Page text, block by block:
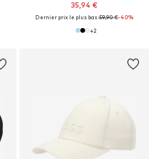
35,94 €
Dernier prix le plus bas :59,90 €-40%
+2